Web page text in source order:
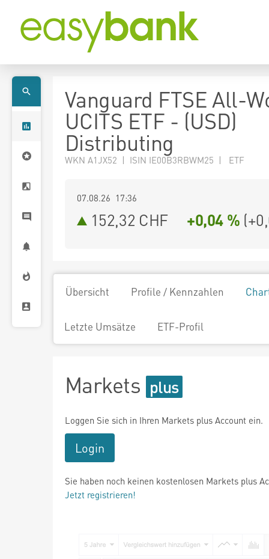
Vanguard FTSE All-
UCITS ETF - (USD)
Distributing
WKN A1JX52 | ISIN IE00B3RBWM25 | ETF
07.08.26 17:36
152,32 CHF +0,04 % (
Übersicht Profile / Kennzahlen
Letzte Umsätze ETF-Profil
Markets
Loggen Sie sich in Ihren Markets plus Account ein.
Login
Sie haben noch keinen kostenlosen Markets plus
Jetzt registrieren!